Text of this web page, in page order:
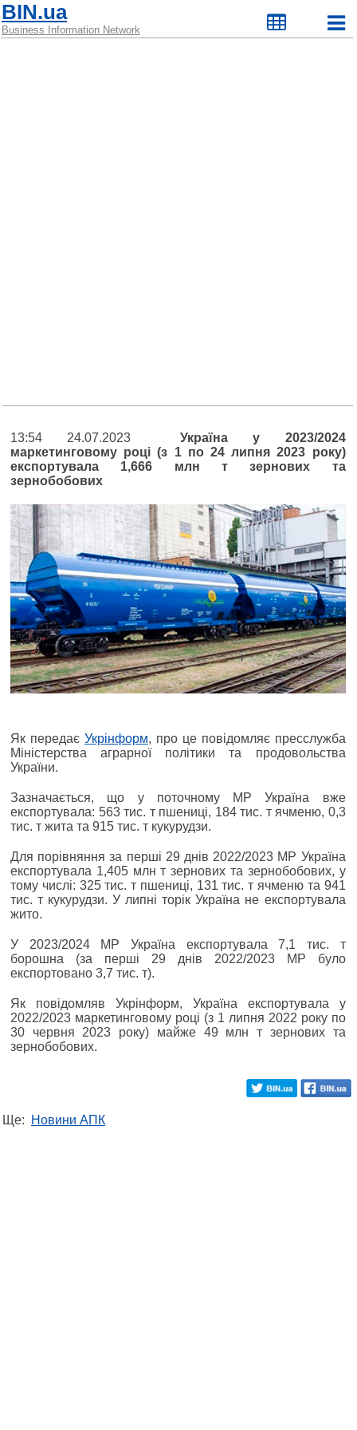
BIN.ua
Business Information Network
13:54 24.07.2023Україна у 2023/2024
маркетинговому році (з 1 по 24 липня 2023 року)
експортувала 1,666 млн т зернових та
зернобобових
Як передає Укрінформ, про це повідомляє пресслужба
Міністерства аграрної політики та продовольства
України.
Зазначається, що у поточному МР Україна вже
експортувала: 563 тис. т пшениці, 184 тис. т ячменю, 0,3
тис. т жита та 915 тис. т кукурудзи.
Для порівняння за перші 29 днів 2022/2023 МР Україна
експортувала 1,405 млн т зернових та зернобобових, у
тому числі: 325 тис. т пшениці, 131 тис. т ячменю та 941
тис. т кукурудзи. У липні торік Україна не експортувала
жито.
У 2023/2024 МР Україна експортувала 7,1 тис. т
борошна (за перші 29 днів 2022/2023 МР було
експортовано 3,7 тис. т).
Як повідомляв Укрінформ, Україна експортувала у
2022/2023 маркетинговому році (з 1 липня 2022 року по
30 червня 2023 року) майже 49 млн т зернових та
зернобобових.
Ще: Новини АПК